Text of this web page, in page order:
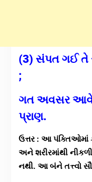
(3) સંપત ગઈ તે
;
ગત અવસર આવે
પ્રાણ.
ઉત્તર : આ પંક્તિઓમાં
અને શરીરમાંથી
નથી. આ બંને તત્ત્વો